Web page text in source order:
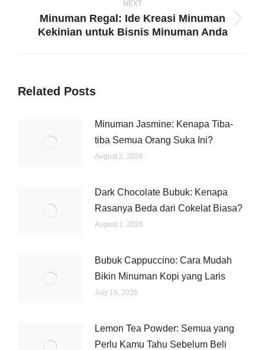
NEXT
Next
Minuman Regal: Ide Kreasi Minuman
Kekinian untuk Bisnis Minuman Anda
Related Posts
Minuman Jasmine: Kenapa Tiba-
tiba Semua Orang Suka Ini?
August 2, 2026
Dark Chocolate Bubuk: Kenapa
Rasanya Beda dari Cokelat Biasa?
August 1, 2026
Bubuk Cappuccino: Cara Mudah
Bikin Minuman Kopi yang Laris
July 15, 2026
Lemon Tea Powder: Semua yang
Perlu Kamu Tahu Sebelum Beli